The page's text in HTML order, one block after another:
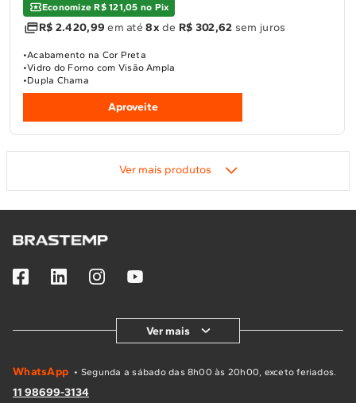
Economize R$ 121,05 no Pix
R$ 2.420,99 em até8x de R$ 302,62 sem juros
Acabamento na Cor Preta
Vidro do Forno com Visão Ampla
Dupla Chama
Aproveite
Ver mais
WhatsApp • Segunda a sábado das 8h00 às 20h00, exceto feriados.
11 98699-3134